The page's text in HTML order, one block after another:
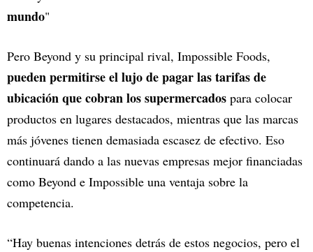
mundo"
Pero Beyond y su principal rival, Impossible Foods,
pueden permitirse el lujo de pagar las tarifas de
ubicación que cobran los supermercados para colocar
productos en lugares destacados, mientras que las marcas
más jóvenes tienen demasiada escasez de efectivo. Eso
continuará dando a las nuevas empresas mejor financiadas
como Beyond e Impossible una ventaja sobre la
competencia.
“Hay buenas intenciones detrás de estos negocios, pero el